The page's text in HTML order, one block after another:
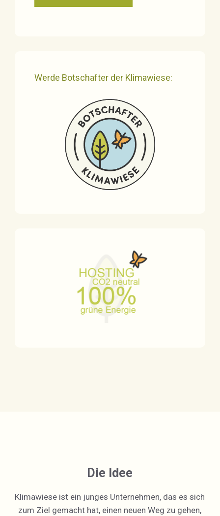
Werde Botschafter der Klimawiese:
Die Idee
Klimawiese ist ein junges Unternehmen, das es sich
zum Ziel gemacht hat, einen neuen Weg zu gehen,